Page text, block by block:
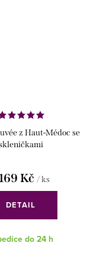
z Haut-Médoc se
Kč / ks
DETAIL
do 24 h